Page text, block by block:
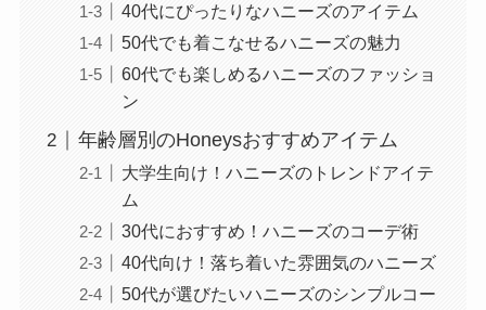
40代にぴったりなハニーズのアイテム
50代でも着こなせるハニーズの魅力
60代でも楽しめるハニーズのファッショ
ン
年齢層別のHoneysおすすめアイテム
大学生向け！ハニーズのトレンドアイテ
ム
30代におすすめ！ハニーズのコーデ術
40代向け！落ち着いた雰囲気のハニーズ
50代が選びたいハニーズのシンプルコー